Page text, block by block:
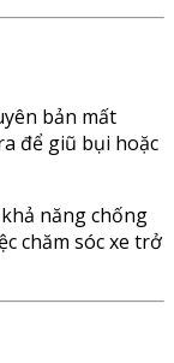
bản mất
để giũ bụi hoặc
năng chống
chăm sóc xe trở